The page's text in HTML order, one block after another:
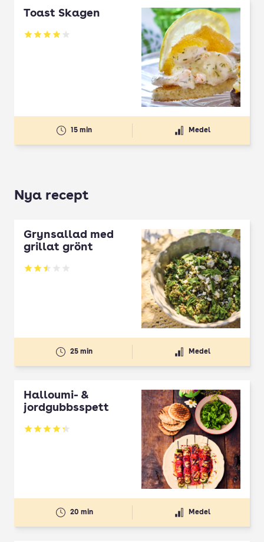
Toast Skagen
Betyg: 3.96 av 5
15 min Medel
Nya recept
Grynsallad med
grillat grönt
Betyg: 2.5 av 5
25 min Medel
Halloumi- &
jordgubbsspett
Betyg: 4.3 av 5
20 min Medel